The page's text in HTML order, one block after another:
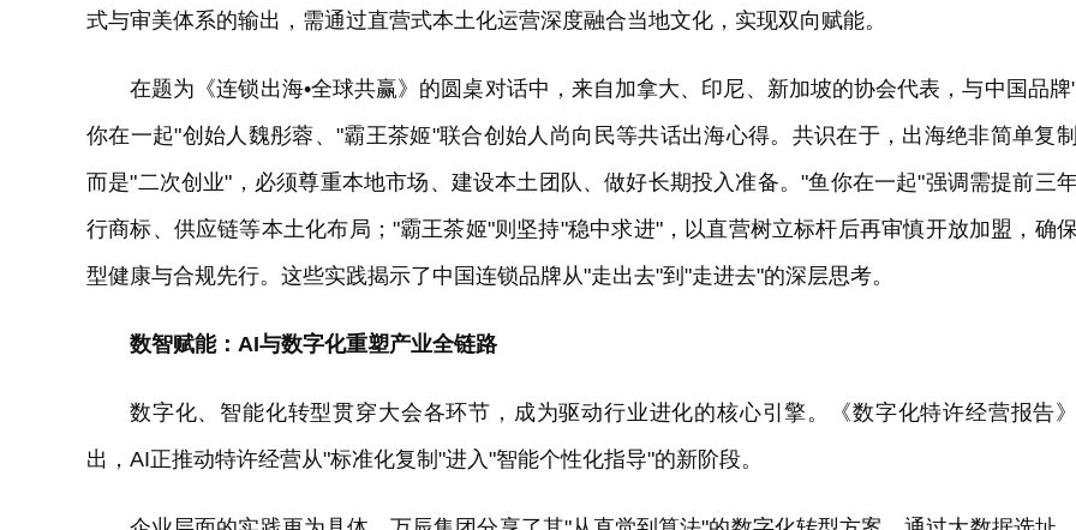
式与审美体系的输出，需通过直营式本土化运营深度融合当地文化，实现双向赋能。
在题为《连锁出海•全球共赢》的圆桌对话中，来自加拿大、印尼、新加坡的协会代表，与中国品牌
你在一起"创始人魏彤蓉、"霸王茶姬"联合创始人尚向民等共话出海心得。共识在于，出海绝非简单复制
而是"二次创业"，必须尊重本地市场、建设本土团队、做好长期投入准备。"鱼你在一起"强调需提前三
行商标、供应链等本土化布局；"霸王茶姬"则坚持"稳中求进"，以直营树立标杆后再审慎开放加盟，确
型健康与合规先行。这些实践揭示了中国连锁品牌从"走出去"到"走进去"的深层思考。
数智赋能：AI与数字化重塑产业全链路
数字化、智能化转型贯穿大会各环节，成为驱动行业进化的核心引擎。《数字化特许经营报告
出，AI正推动特许经营从"标准化复制"进入"智能个性化指导"的新阶段。